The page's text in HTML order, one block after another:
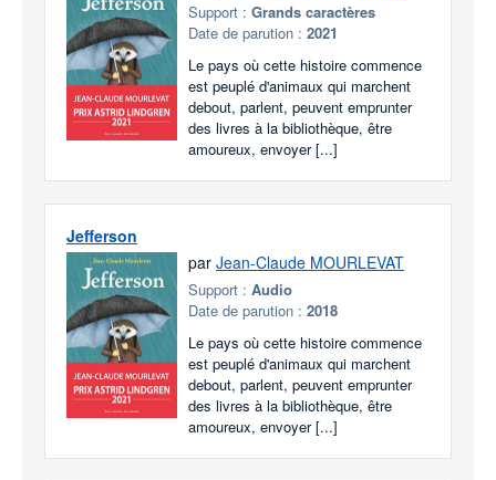
Support : Grands caractères
Date de parution : 2021
Le pays où cette histoire commence
est peuplé d'animaux qui marchent
debout, parlent, peuvent emprunter
des livres à la bibliothèque, être
amoureux, envoyer [...]
Jefferson
par Jean-Claude MOURLEVAT
Support : Audio
Date de parution : 2018
Le pays où cette histoire commence
est peuplé d'animaux qui marchent
debout, parlent, peuvent emprunter
des livres à la bibliothèque, être
amoureux, envoyer [...]